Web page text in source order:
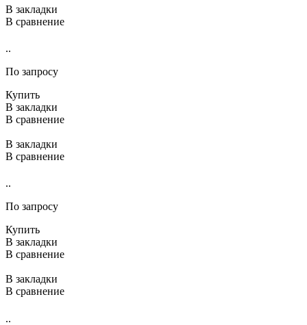
В закладки
В сравнение
..
По запросу
Купить
В закладки
В сравнение
В закладки
В сравнение
..
По запросу
Купить
В закладки
В сравнение
В закладки
В сравнение
..